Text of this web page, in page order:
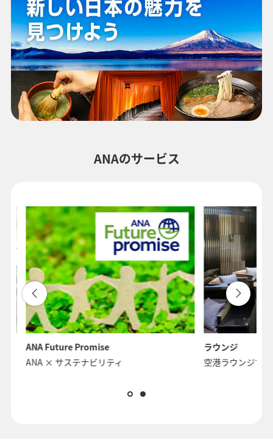
ANAのサービス
ANA Future Promise
ANA × サステナビリティ
ラウンジ
空港ラウンジで